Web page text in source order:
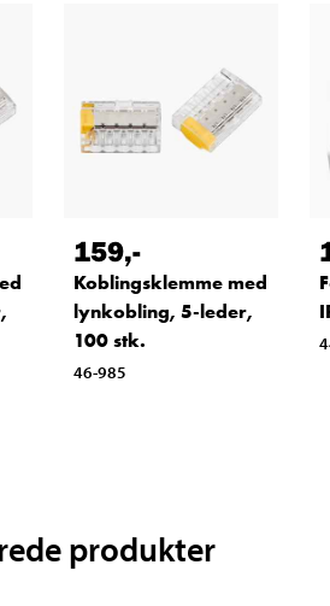
159,-
Koblingsklemme med
lynkobling, 5-leder,
100 stk.
46-985
produkter